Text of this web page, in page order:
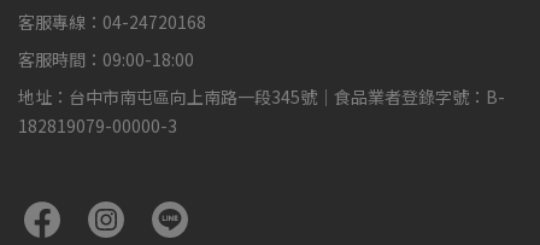
客服專線：04-24720168
客服時間：09:00-18:00
地址：台中市南屯區向上南路一段345號｜食品業者登錄字號：B-
182819079-00000-3